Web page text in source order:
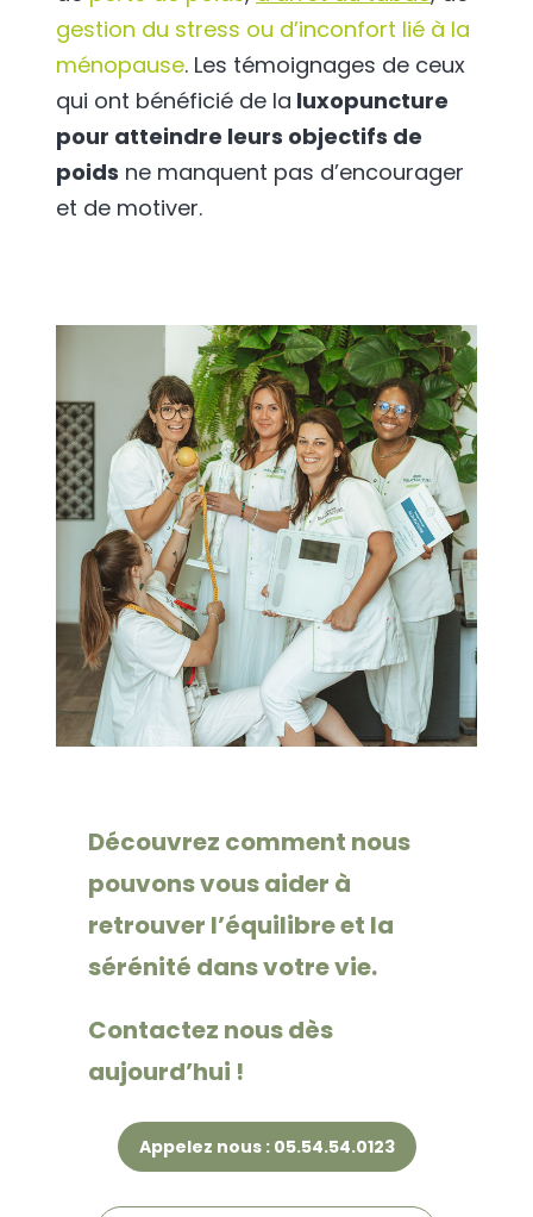
gestion du stress ou d’inconfort lié à la
ménopause. Les témoignages de ceux
qui ont bénéficié de la luxopuncture
pour atteindre leurs objectifs de
poids ne manquent pas d’encourager
et de motiver.
Découvrez comment nous
pouvons vous aider à
retrouver l’équilibre et la
sérénité dans votre vie.
Contactez nous dès
aujourd’hui !
Appelez nous : 05.54.54.0123